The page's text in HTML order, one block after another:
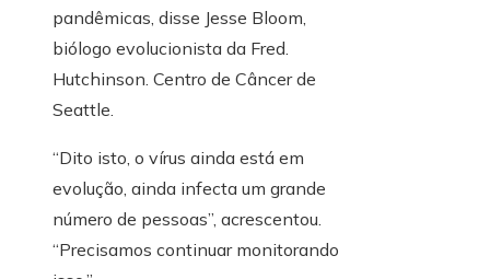
pandêmicas, disse Jesse Bloom,
biólogo evolucionista da Fred.
Hutchinson. Centro de Câncer de
Seattle.
“Dito isto, o vírus ainda está em
evolução, ainda infecta um grande
número de pessoas”, acrescentou.
“Precisamos continuar monitorando